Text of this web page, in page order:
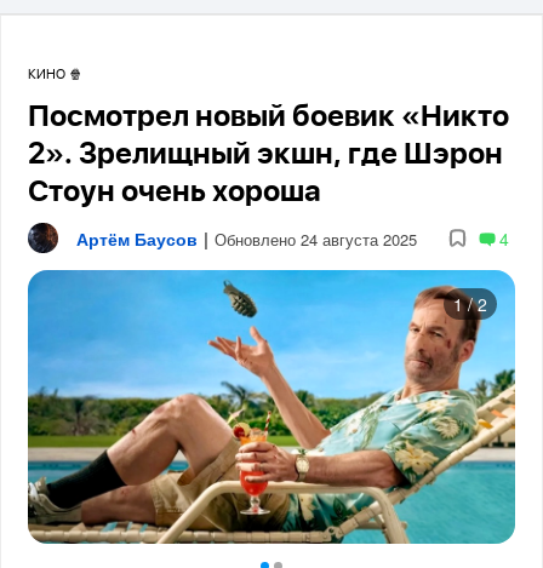
КИНО 🍿
Посмотрел новый боевик «Никто
2». Зрелищный экшн, где Шэрон
Стоун очень хороша
Артём Баусов | Обновлено 24 августа 2025 4
1 / 2